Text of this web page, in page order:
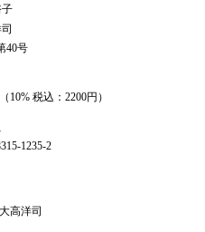
40号
10% 税込：2200円）
1235-2
高洋司